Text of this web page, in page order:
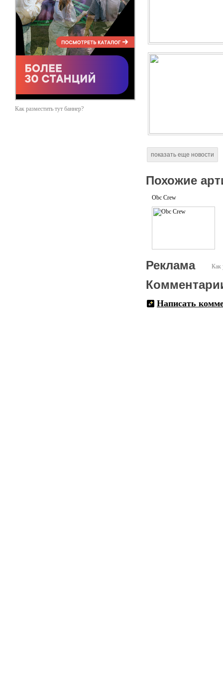
Как разместить тут баннер?
показать еще новости
Похожие
Obc Crew
Как
Реклама
Написать